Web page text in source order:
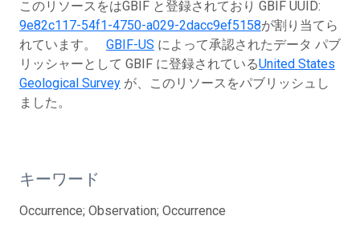
このリソースをはGBIF と登録されており GBIF UUID:
9e82c117-54f1-4750-a029-2dacc9ef5158が割り当てら
れています。 GBIF-US によって承認されたデータ パブ
リッシャーとして GBIF に登録されているUnited States
Geological Survey が、このリソースをパブリッシュし
ました。
キーワード
Occurrence; Observation; Occurrence